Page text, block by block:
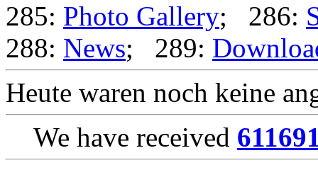
285: Photo Gallery; 286:
288: News; 289:
Heute waren noch keine
We have received